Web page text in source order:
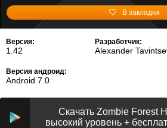
В закладки
Версия:
1.42
Разработчик:
Alexander
Версия андроид:
Android 7.0
Скачать Zombie Forest
высокий уровень +